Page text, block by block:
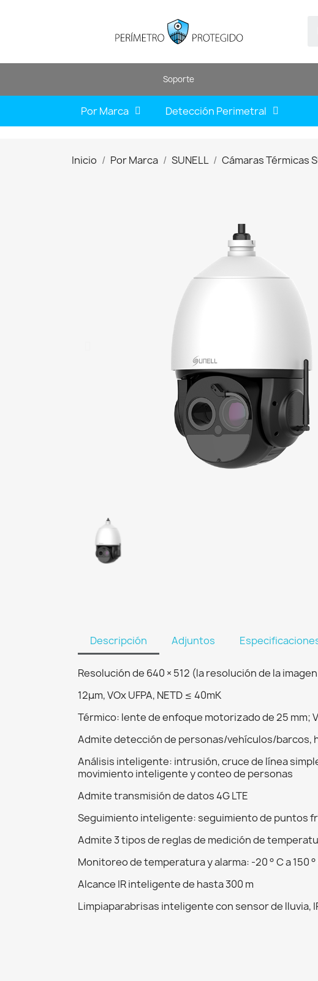
Soporte
Por Marca Detección Perimetral
Inicio Por Marca SUNELL Cámaras Térmicas
Descripción Adjuntos
Resolución de 640 × 512 (la resolución de la
12μm, VOx UFPA, NETD ≤ 40mK
Térmico: lente de enfoque motorizado de 25 mm;
Admite detección de personas/vehículos/barcos,
Análisis inteligente: intrusión, cruce de línea
movimiento inteligente y conteo de personas
Admite transmisión de datos 4G LTE
Seguimiento inteligente: seguimiento de puntos
Admite 3 tipos de reglas de medición de
Monitoreo de temperatura y alarma: -20 ° C a 150 °
Alcance IR inteligente de hasta 300 m
Limpiaparabrisas inteligente con sensor de lluvia,